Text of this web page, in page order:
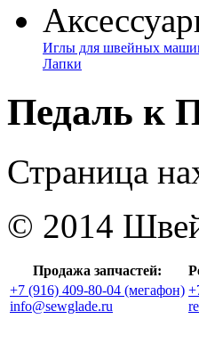
Иглы для швейных
Лапки
Педаль к
Страница
© 2014
Продажа запчастей:
+7 (916) 409-80-04 (мегафон)
info@sewglade.ru